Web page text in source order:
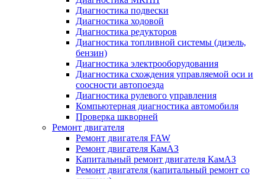
Диагностика подвески
Диагностика ходовой
Диагностика редукторов
Диагностика топливной системы (дизель,
бензин)
Диагностика электрооборудования
Диагностика схождения управляемой оси и
соосности автопоезда
Диагностика рулевого управления
Компьютерная диагностика автомобиля
Проверка шкворней
Ремонт двигателя
Ремонт двигателя FAW
Ремонт двигателя КамАЗ
Капитальный ремонт двигателя КамАЗ
Ремонт двигателя (капитальный ремонт со